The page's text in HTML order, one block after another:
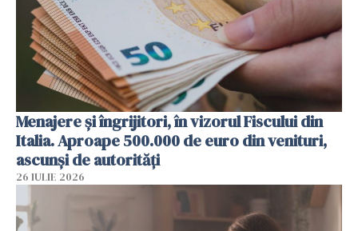
Menajere și îngrijitori, în vizorul Fiscului din
Italia. Aproape 500.000 de euro din venituri,
ascunși de autorități
26 IULIE 2026